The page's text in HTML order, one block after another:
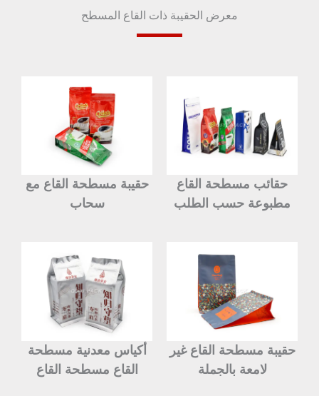
معرض الحقيبة ذات القاع المسطح
حقائب مسطحة القاع
مطبوعة حسب الطلب
حقيبة مسطحة القاع مع
سحاب
حقيبة مسطحة القاع غير
لامعة بالجملة
أكياس معدنية مسطحة
القاع مسطحة القاع